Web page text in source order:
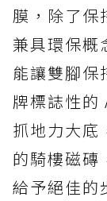
膜，除了保
兼具環保概
能讓雙腳保
牌標誌性的
抓地力大底
的騎樓磁磚
給予絕佳的